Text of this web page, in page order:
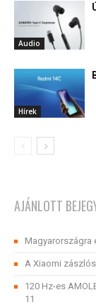
Audio
Hírek
AJÁNLOTT
Magyarországra
A Xiaomi
120 Hz-es
11